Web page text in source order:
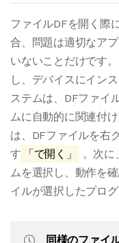
ファイルDFを開く際
合、問題は適切なア
いないことだけです
し、デバイスにイン
ステムは、DFファイ
ムに自動的に関連付
は、DFファイルを右
す
「で開く」
。次に
ムを選択し、動作を
イルが選択したプロ
同様のファイ